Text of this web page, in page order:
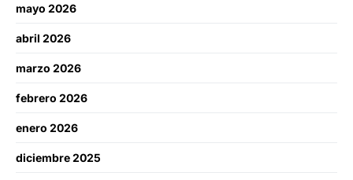
mayo 2026
abril 2026
marzo 2026
febrero 2026
enero 2026
diciembre 2025